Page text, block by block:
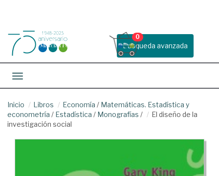
Busqueda avanzada
0
Toggle navigation
Inicio Libros Economía / Matemáticas. Estadística y
econometría / Estadística / Monografías /
El diseño de la
investigación social